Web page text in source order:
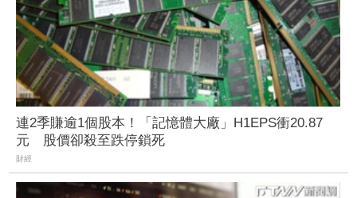
連2季賺逾1個股本！「記憶體大廠」H1EPS衝20.87
元 股價卻殺至跌停鎖死
財經